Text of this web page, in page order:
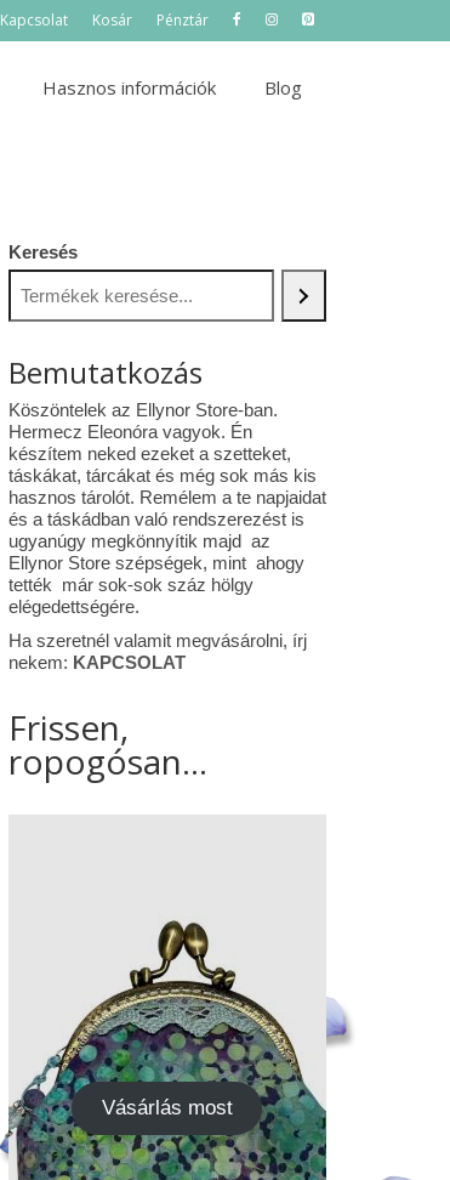
Kapcsolat Kosár Pénztár
Hasznos információk Blog
Keresés
Bemutatkozás
Köszöntelek az Ellynor Store-ban.
Hermecz Eleonóra vagyok. Én
készítem neked ezeket a szetteket,
táskákat, tárcákat és még sok más kis
hasznos tárolót. Remélem a te napjaidat
és a táskádban való rendszerezést is
ugyanúgy megkönnyítik majd az
Ellynor Store szépségek, mint ahogy
tették már sok-sok száz hölgy
elégedettségére.
Ha szeretnél valamit megvásárolni, írj
nekem: KAPCSOLAT
Frissen,
ropogósan...
Vásárlás most